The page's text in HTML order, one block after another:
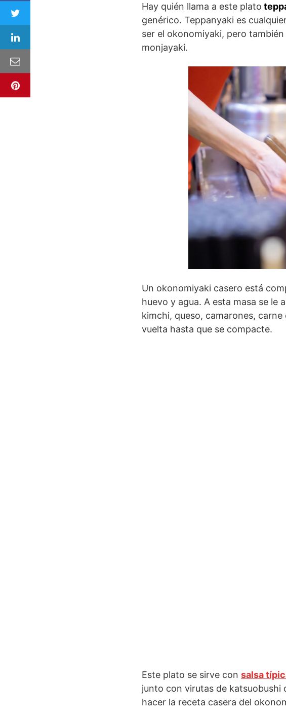
Hay quién llama a este plato
genérico. Teppanyaki es
ser el okonomiyaki, pero
monjayaki.
Un okonomiyaki casero está
huevo y agua. A esta masa se
kimchi, queso, camarones,
vuelta hasta que se compacte.
Este plato se sirve con salsa
junto con virutas de katsuobushi
hacer la receta casera del